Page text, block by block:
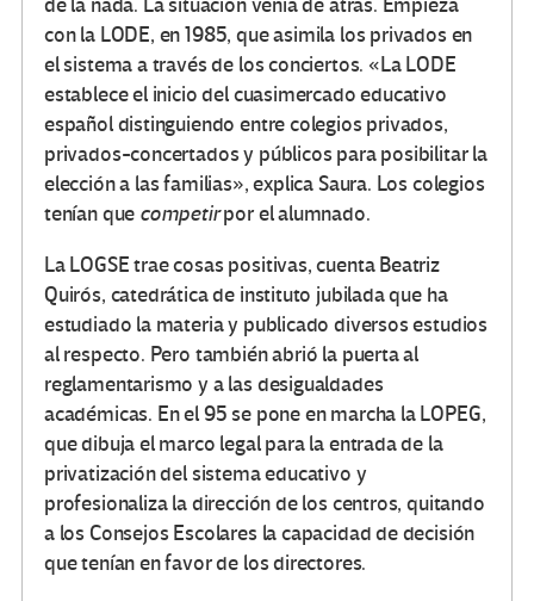
de la nada. La situación venía de atrás. Empieza
con la LODE, en 1985, que asimila los privados en
el sistema a través de los conciertos. «La LODE
establece el inicio del cuasimercado educativo
español distinguiendo entre colegios privados,
privados-concertados y públicos para posibilitar la
elección a las familias», explica Saura. Los colegios
tenían que competirpor el alumnado.
La LOGSE trae cosas positivas, cuenta Beatriz
Quirós, catedrática de instituto jubilada que ha
estudiado la materia y publicado diversos estudios
al respecto. Pero también abrió la puerta al
reglamentarismo y a las desigualdades
académicas. En el 95 se pone en marcha la LOPEG,
que dibuja el marco legal para la entrada de la
privatización del sistema educativo y
profesionaliza la dirección de los centros, quitando
a los Consejos Escolares la capacidad de decisión
que tenían en favor de los directores.